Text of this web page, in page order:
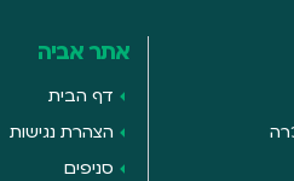
אתר אביה
דף הבית
הצהרת נגישות
סניפים